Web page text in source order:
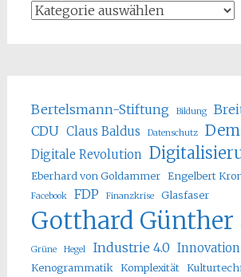
Bertelsmann-Stiftung Bildung
CDU Claus Baldus Datenschutz
Digitale Revolution
Eberhard von Goldammer Engelbert
Facebook FDP Finanzkrise Glasfaser
Gotthard Günther
Grüne Hegel Industrie 4.0 Innovation
Kenogrammatik Komplexität